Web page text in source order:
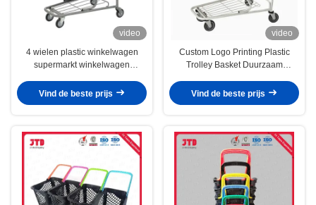
video
4 wielen plastic winkelwagen
supermarkt winkelwagen
Vind de beste prijs
video
Custom Logo Printing Plastic
Trolley Basket Duurzaam
Vind de beste prijs